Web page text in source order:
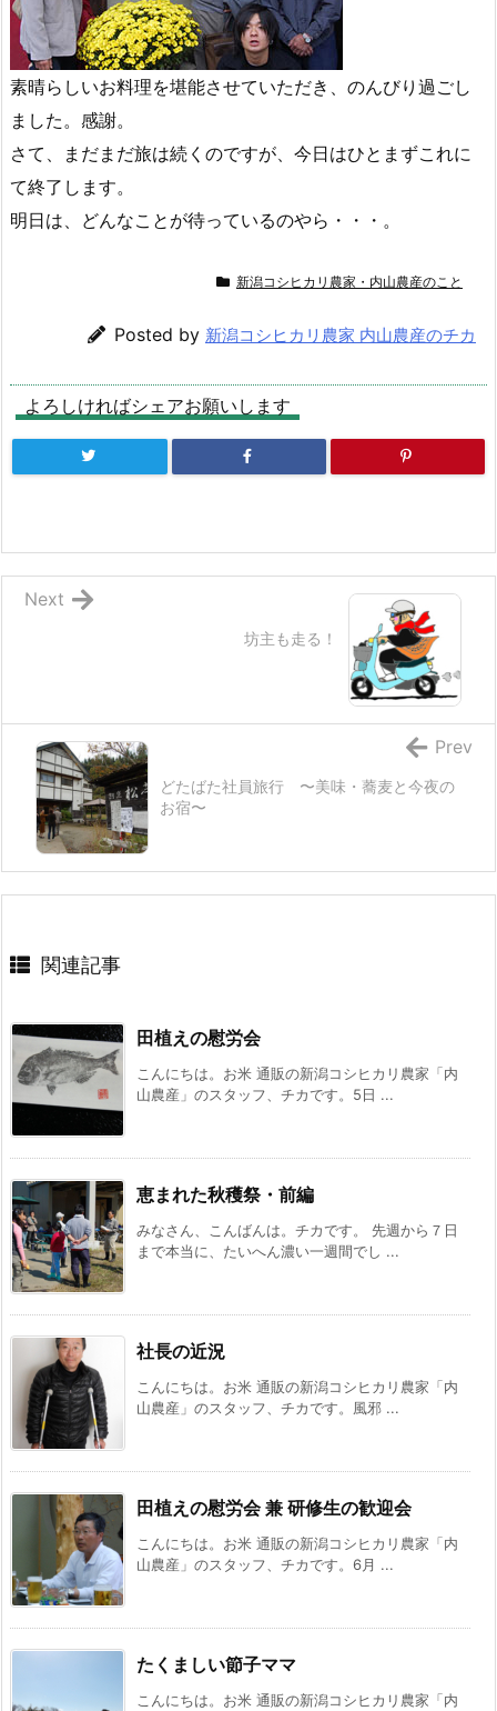
素晴らしいお料理を堪能させていただき、のんびり過ごし
ました。感謝。
さて、まだまだ旅は続くのですが、今日はひとまずこれに
て終了します。
明日は、どんなことが待っているのやら・・・。
新潟コシヒカリ農家・内山農産のこと
Posted by 新潟コシヒカリ農家 内山農産のチカ
よろしければシェアお願いします
坊主も走る！
Next
どたばた社員旅行 〜美味・蕎麦と今夜の
お宿〜
Prev
関連記事
田植えの慰労会
こんにちは。お米 通販の新潟コシヒカリ農家「内
山農産」のスタッフ、チカです。5日 ...
恵まれた秋穫祭・前編
みなさん、こんばんは。チカです。 先週から７日
まで本当に、たいへん濃い一週間でし ...
社長の近況
こんにちは。お米 通販の新潟コシヒカリ農家「内
山農産」のスタッフ、チカです。風邪 ...
田植えの慰労会 兼 研修生の歓迎会
こんにちは。お米 通販の新潟コシヒカリ農家「内
山農産」のスタッフ、チカです。6月 ...
たくましい節子ママ
こんにちは。お米 通販の新潟コシヒカリ農家「内